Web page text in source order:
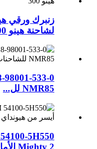
لشاحنة هينو 300
NMR85 لل...
Mighty 2 الأمامي الأيسر...